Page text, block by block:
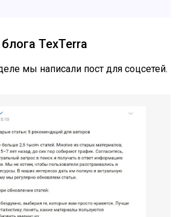
TexTerra
мы написали пост для соцсетей.